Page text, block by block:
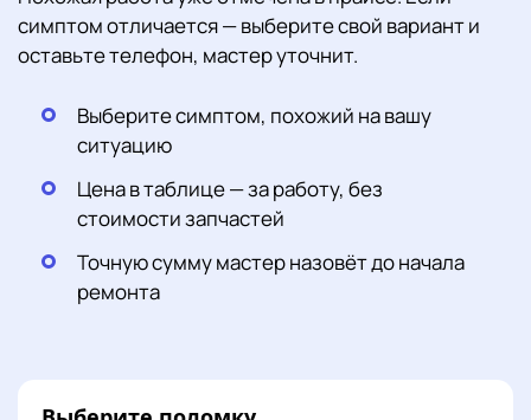
симптом отличается — выберите свой вариант и
оставьте телефон, мастер уточнит.
Выберите симптом, похожий на вашу
ситуацию
Цена в таблице — за работу, без
стоимости запчастей
Точную сумму мастер назовёт до начала
ремонта